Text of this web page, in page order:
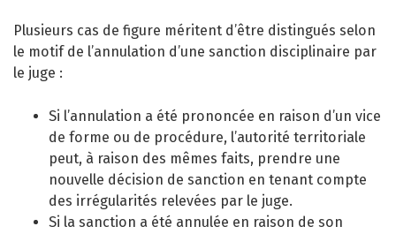
SERVICE DE MÉDECINE
PRÉVENTIVE
PROFESSIONNELLES
CARRIÈRE DES
FONCTIONNAIRES
GÉRER LES AGENTS
Plusieurs cas de figure méritent d’être distingués selon
le motif de l’annulation d’une sanction disciplinaire par
le juge :
Si l’annulation a été prononcée en raison d’un vice
de forme ou de procédure, l’autorité territoriale
peut, à raison des mêmes faits, prendre une
nouvelle décision de sanction en tenant compte
des irrégularités relevées par le juge.
Si la sanction a été annulée en raison de son